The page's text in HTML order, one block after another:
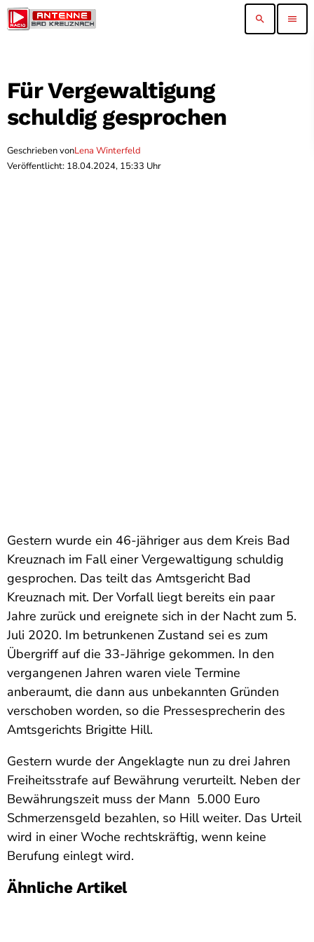
search menu
Für Vergewaltigung
schuldig gesprochen
Geschrieben vonLena Winterfeld
Veröffentlicht: 18.04.2024, 15:33 Uhr
Gestern wurde ein 46-jähriger aus dem Kreis Bad
Kreuznach im Fall einer Vergewaltigung schuldig
gesprochen. Das teilt das Amtsgericht Bad
Kreuznach mit. Der Vorfall liegt bereits ein paar
Jahre zurück und ereignete sich in der Nacht zum 5.
Juli 2020. Im betrunkenen Zustand sei es zum
Übergriff auf die 33-Jährige gekommen. In den
vergangenen Jahren waren viele Termine
anberaumt, die dann aus unbekannten Gründen
verschoben worden, so die Pressesprecherin des
Amtsgerichts Brigitte Hill.
Gestern wurde der Angeklagte nun zu drei Jahren
Freiheitsstrafe auf Bewährung verurteilt. Neben der
Bewährungszeit muss der Mann 5.000 Euro
Schmerzensgeld bezahlen, so Hill weiter. Das Urteil
wird in einer Woche rechtskräftig, wenn keine
Berufung einlegt wird.
Ähnliche Artikel